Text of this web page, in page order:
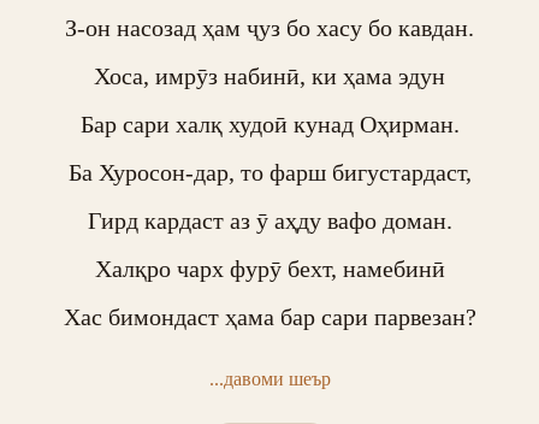
З-он насозад ҳам ҷуз бо хасу бо кавдан.
Хоса, имрӯз набинӣ, ки ҳама эдун
Бар сари халқ худоӣ кунад Оҳирман.
Ба Хуросон-дар, то фарш бигустардаст,
Гирд кардаст аз ӯ аҳду вафо доман.
Халқро чарх фурӯ бехт, намебинӣ
Хас бимондаст ҳама бар сари парвезан?
...давоми шеър